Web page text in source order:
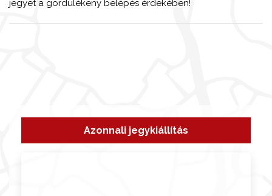
Azonnali jegykiállítás
jegyet a gördülékeny belépés érdekében!